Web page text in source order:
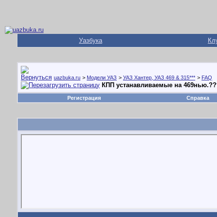
Уазбука
uazbuka.ru > Модели УАЗ > УАЗ Хантер, УАЗ 469 & 315*** > FAQ
КПП устанавливаемые на
Регистрация Справка